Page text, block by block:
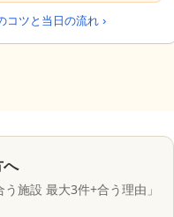
コツと当日の流れ ›
へ
施設 最大3件+合う理由」